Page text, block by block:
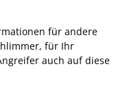
für andere
für Ihr
auch auf diese